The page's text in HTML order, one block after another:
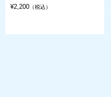
¥2,200（税込）